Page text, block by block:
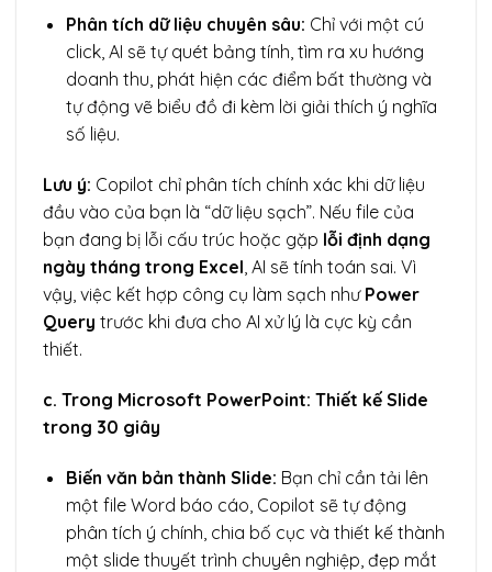
Phân tích dữ liệu chuyên sâu: Chỉ với một cú
click, AI sẽ tự quét bảng tính, tìm ra xu hướng
doanh thu, phát hiện các điểm bất thường và
tự động vẽ biểu đồ đi kèm lời giải thích ý nghĩa
số liệu.
Lưu ý: Copilot chỉ phân tích chính xác khi dữ liệu
đầu vào của bạn là “dữ liệu sạch”. Nếu file của
bạn đang bị lỗi cấu trúc hoặc gặp lỗi định dạng
ngày tháng trong Excel, AI sẽ tính toán sai. Vì
vậy, việc kết hợp công cụ làm sạch như Power
Query trước khi đưa cho AI xử lý là cực kỳ cần
thiết.
c. Trong Microsoft PowerPoint: Thiết kế Slide
trong 30 giây
Biến văn bản thành Slide: Bạn chỉ cần tải lên
một file Word báo cáo, Copilot sẽ tự động
phân tích ý chính, chia bố cục và thiết kế thành
một slide thuyết trình chuyên nghiệp, đẹp mắt